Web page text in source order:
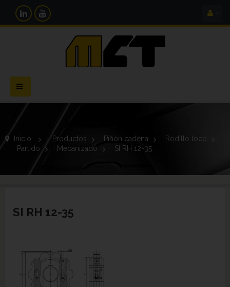
Navegación
Toggle
Inicio > Productos > Piñón cadena >
Rodillo loco
Partido > Mecanizado > SI RH 12-35
SI RH 12-35